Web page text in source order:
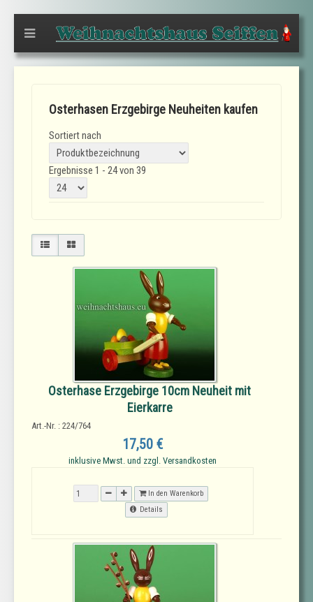
Osterhasen Erzgebirge Neuheiten kaufen
Sortiert nach
Ergebnisse 1 - 24 von 39
Osterhase Erzgebirge 10cm Neuheit mit
Eierkarre
Art.-Nr. : 224/764
17,50 €
inklusive Mwst. und zzgl. Versandkosten
In den Warenkorb
Details